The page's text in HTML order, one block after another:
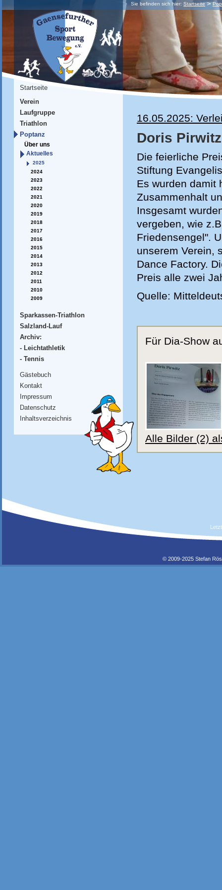
Sie befinden sich hier: Startseite
Startseite
Verein
Laufgruppe
Triathlon
Poptanz
Über uns
Aktuelles
2025
2024
2023
2022
2021
2020
2019
2018
2017
2016
2015
2014
2013
2012
2011
2010
2009
Sparkassen-Triathlon
Salzland-Lauf
Archiv:
- Leichtathletik
- Tennis
Gästebuch
Kontakt
Impressum
Datenschutz
Inhaltsverzeichnis
16.05.2025:
Doris
Die feierliche
Stiftung
Es wurden damit
Zusammenhalt
Insgesamt
vergeben, wie
Friedensengel".
unserem Verein,
Dance Factory.
Preis alle zwei
Quelle:
Für Dia-Show
Alle Bilder (2)
© 2009-2025 Stefan